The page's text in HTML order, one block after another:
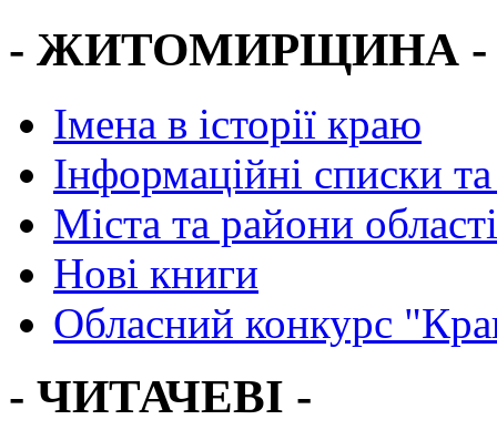
- ЖИТОМИРЩИНА -
Імена в історії краю
Інформаційні списки
Міста та райони області
Нові книги
Обласний конкурс
- ЧИТАЧЕВІ -